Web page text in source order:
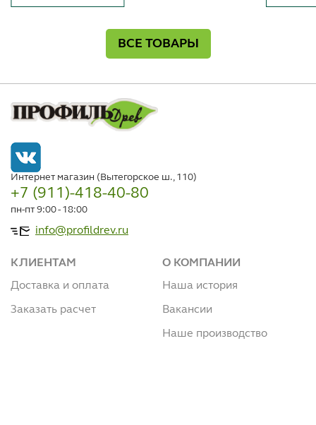
ВСЕ ТОВАРЫ
Интернет магазин (Вытегорское ш., 110)
+7 (911)-418-40-80
пн-пт 9:00 - 18:00
info@profildrev.ru
КЛИЕНТАМ
Доставка и оплата
Заказать расчет
О КОМПАНИИ
Наша история
Вакансии
Наше производство